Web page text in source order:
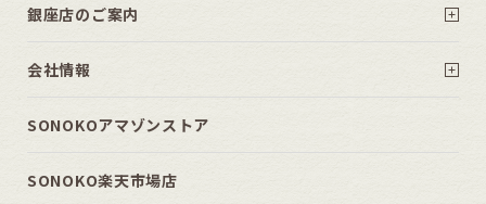
銀座店のご案内
会社情報
SONOKOアマゾンストア
SONOKO楽天市場店